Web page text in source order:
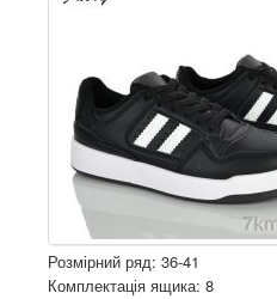
Розмірний ряд: 36-41
Комплектація ящика: 8